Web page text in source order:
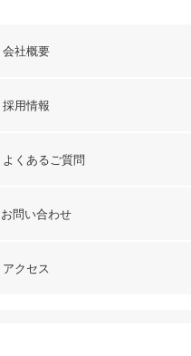
会社概要
採用情報
よくあるご質問
お問い合わせ
アクセス